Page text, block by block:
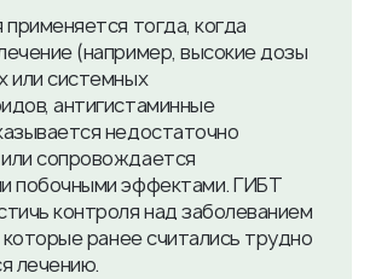
применяется тогда, когда
(например, высокие дозы
или системных
антигистаминные
недостаточно
сопровождается
побочными эффектами. ГИБТ
контроля над заболеванием
которые ранее считались трудно
лечению.